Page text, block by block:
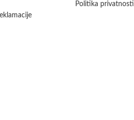
Politika privatnosti